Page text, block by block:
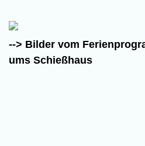
--> Bilder vom
ums Schießhaus